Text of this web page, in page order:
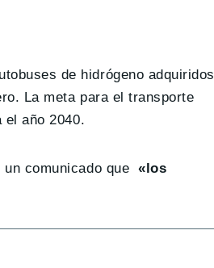
de hidrógeno adquiridos
La meta para el transporte
el año 2040.
un comunicado que«los